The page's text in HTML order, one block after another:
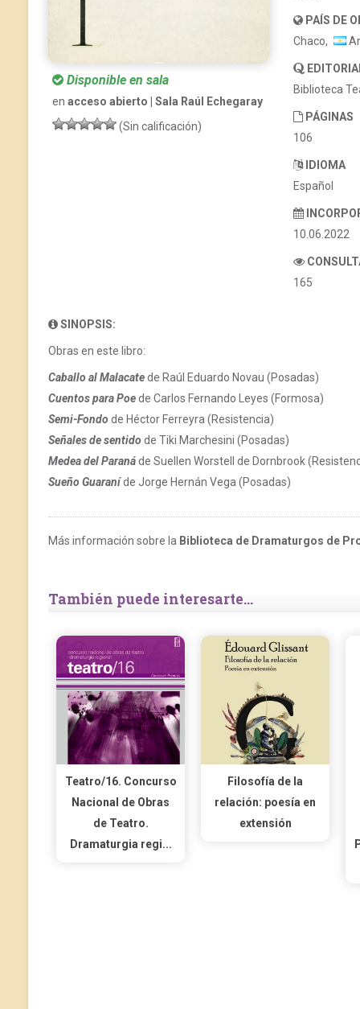
Disponible en sala
en acceso abierto | Sala Raúl Echegaray
(Sin calificación)
PAÍS DE
Chaco,
Biblioteca
PÁGINAS
106
IDIOMA
Español
10.06.2022
165
SINOPSIS:
Obras en este libro:
Caballo al Malacatede Raúl Eduardo Novau (Posadas)
Cuentos para Poede Carlos Fernando Leyes (Formosa)
Semi-Fondode Héctor Ferreyra (Resistencia)
Señales de sentidode Tiki Marchesini (Posadas)
Medea del Paranáde Suellen Worstell de Dornbrook
Sueño Guaraníde Jorge Hernán Vega (Posadas)
Más información sobre la Biblioteca de Dramaturgos de
También puede interesarte...
Teatro/16. Concurso
Nacional de Obras
de Teatro.
Dramaturgia regi...
Filosofía de la
relación: poesía en
extensión